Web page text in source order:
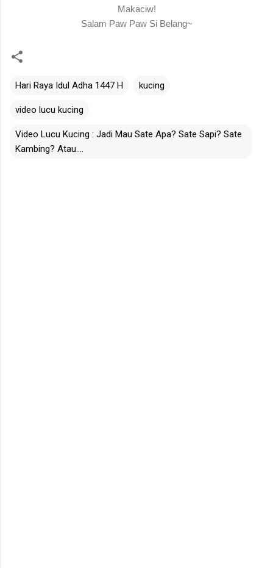
Makaciw!
Salam Paw Paw Si Belang~
Hari Raya Idul Adha 1447 H kucing
video lucu kucing
Video Lucu Kucing : Jadi Mau Sate Apa? Sate Sapi? Sate
Kambing? Atau....